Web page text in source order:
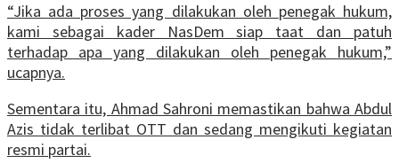
“Jika ada proses yang dilakukan oleh penegak hukum,
kami sebagai kader NasDem siap taat dan patuh
terhadap apa yang dilakukan oleh penegak hukum,”
ucapnya.
Sementara itu, Ahmad Sahroni memastikan bahwa Abdul
Azis tidak terlibat OTT dan sedang mengikuti kegiatan
resmi partai.